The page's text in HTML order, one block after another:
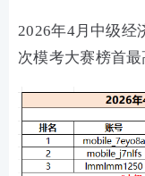
2026年4月中级经
次模考大赛榜首最